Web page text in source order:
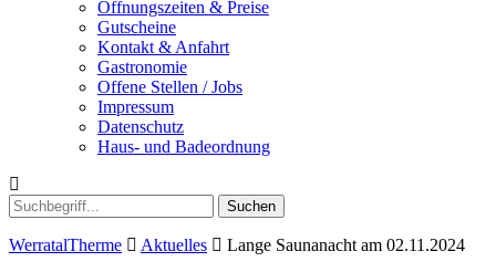
Öffnungszeiten & Preise
Gutscheine
Kontakt & Anfahrt
Gastronomie
Offene Stellen / Jobs
Impressum
Datenschutz
Haus- und Badeordnung
Suchen
WerratalTherme Aktuelles Lange Saunanacht am 02.11.2024